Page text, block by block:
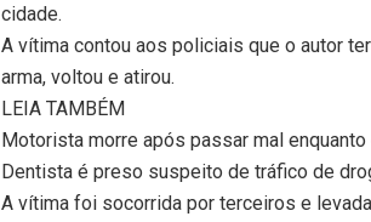
cidade.
A vítima contou aos policiais que o autor
arma, voltou e atirou.
LEIA TAMBÉM
Motorista morre após passar mal
Dentista é preso suspeito de tráfico de
A vítima foi socorrida por terceiros e